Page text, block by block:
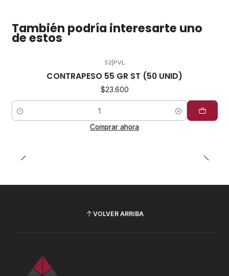
También podría interesarte uno
de estos
52 PVL
CONTRAPESO 55 GR ST (50 UNID)
$23.600
Cantidad
Comprar ahora
VOLVER ARRIBA